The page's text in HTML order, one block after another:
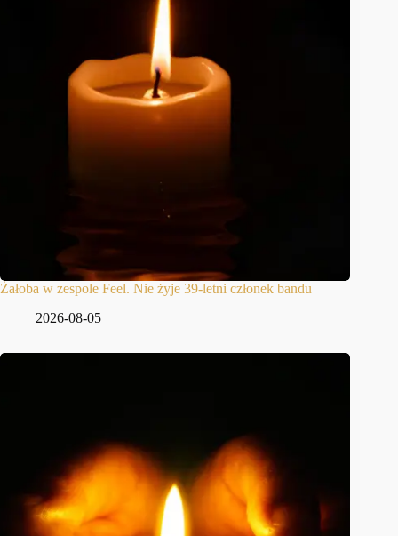
Żałoba w zespole Feel. Nie żyje 39-letni członek bandu
2026-08-05